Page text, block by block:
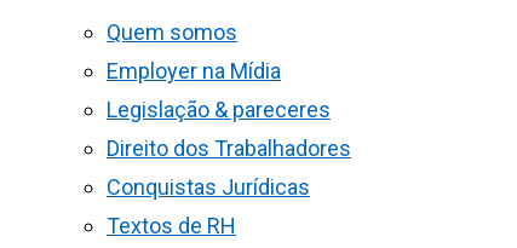
Quem somos
Employer na Mídia
Legislação & pareceres
Direito dos Trabalhadores
Conquistas Jurídicas
Textos de RH